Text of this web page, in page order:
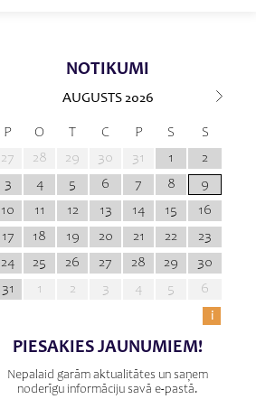
NOTIKUMI
AUGUSTS 2026
P O T C P S
S
27
28 29 30 31 1
2
3
4 5 6 7 8
9
10
11 12 13 14 15
16
17
18 19 20 21 22
23
24
25 26 27 28 29
30
31
1 2 3 4 5
6
i
PIESAKIES JAUNUMIEM!
Nepalaid garām aktualitātes un saņem
noderīgu informāciju savā e-pastā.